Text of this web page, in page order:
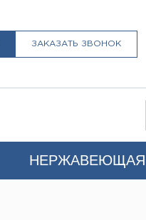
ЗАКАЗАТЬ ЗВОНОК
НЕРЖАВЕЮЩАЯ